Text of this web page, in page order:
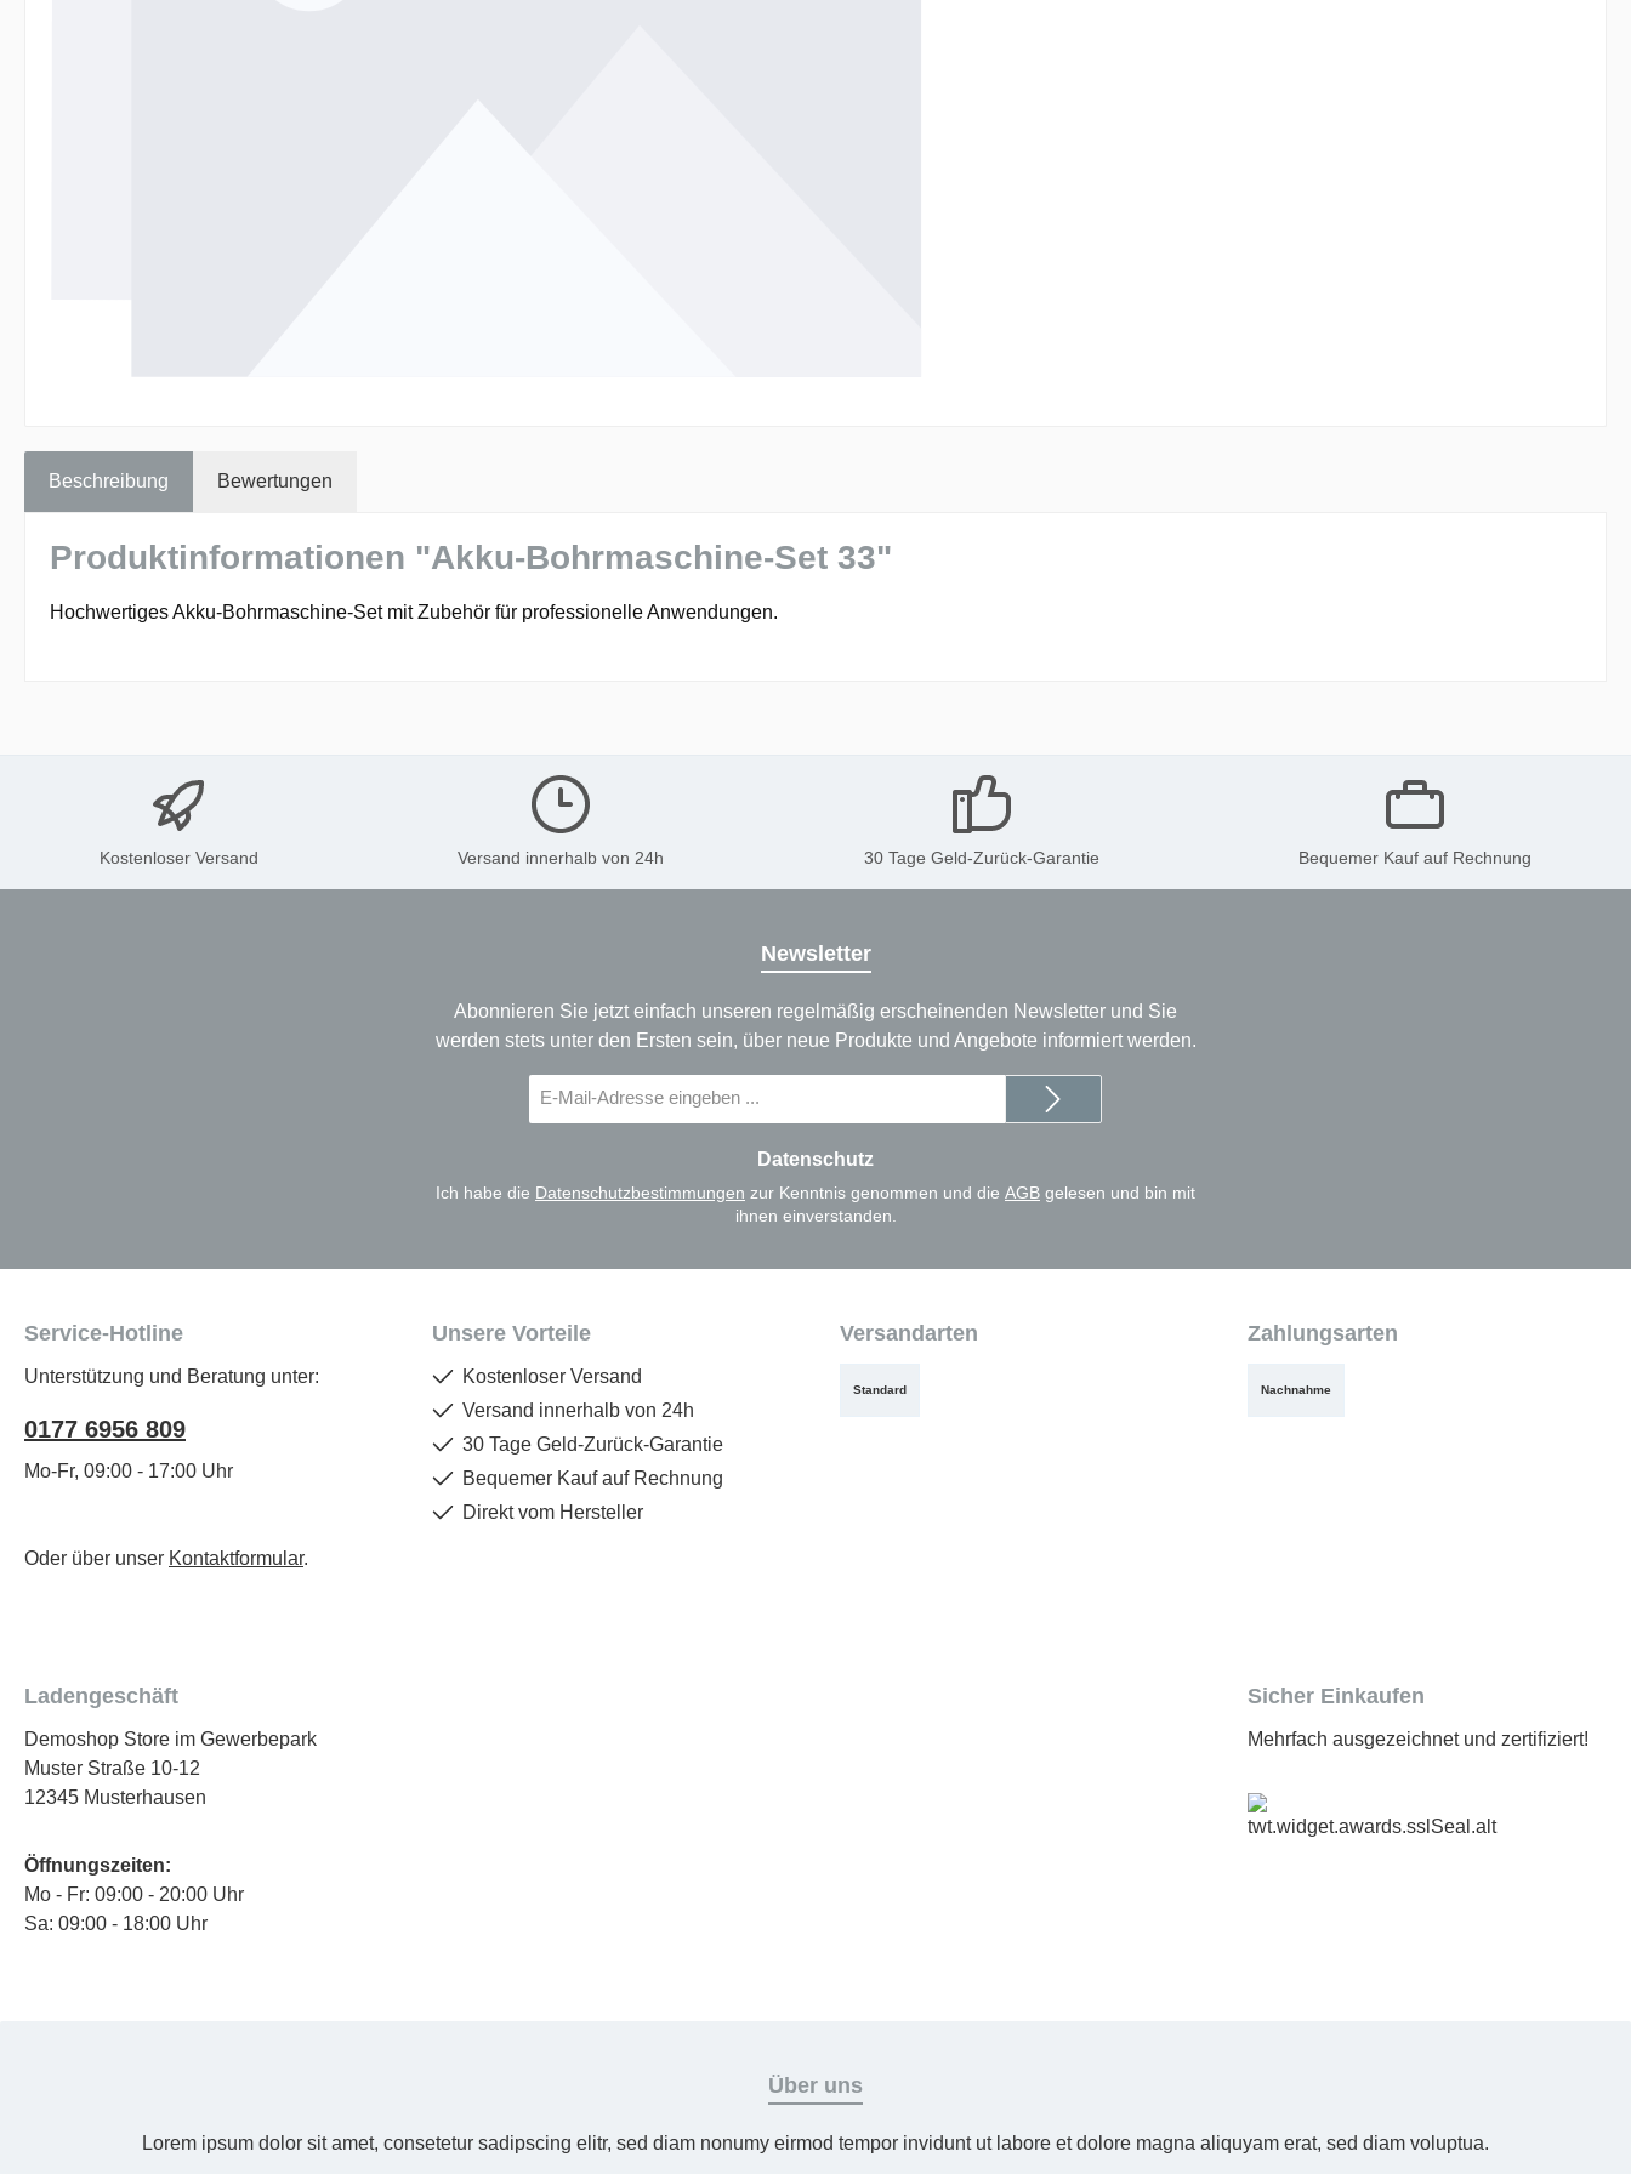
Beschreibung Bewertungen
Produktinformationen "Akku-Bohrmaschine-Set 33"
Hochwertiges Akku-Bohrmaschine-Set mit Zubehör für professionelle Anwendungen.
Kostenloser Versand Versand innerhalb von 24h 30 Tage Geld-Zurück-Garantie Bequemer Kauf auf Rechnung
Newsletter
Abonnieren Sie jetzt einfach unseren regelmäßig erscheinenden Newsletter und Sie
werden stets unter den Ersten sein, über neue Produkte und Angebote informiert werden.
Mail-
Datenschutz
Ich habe die Datenschutzbestimmungen zur Kenntnis genommen und die AGB gelesen und bin mit
ihnen einverstanden.
Service-Hotline
Unterstützung und Beratung unter:
0177 6956 809
Mo-Fr, 09:00 - 17:00 Uhr
Oder über unser Kontaktformular.
Unsere Vorteile
Kostenloser Versand
Versand innerhalb von 24h
30 Tage Geld-Zurück-Garantie
Bequemer Kauf auf Rechnung
Direkt vom Hersteller
Versandarten
Standard
Zahlungsarten
Nachnahme
Ladengeschäft
Demoshop Store im Gewerbepark
Muster Straße 10-12
12345 Musterhausen
Öffnungszeiten:
Mo - Fr: 09:00 - 20:00 Uhr
Sa: 09:00 - 18:00 Uhr
Sicher Einkaufen
Mehrfach ausgezeichnet und zertifiziert!
Über uns
Lorem ipsum dolor sit amet, consetetur sadipscing elitr, sed diam nonumy eirmod tempor invidunt ut labore et dolore magna aliquyam erat, sed diam voluptua.